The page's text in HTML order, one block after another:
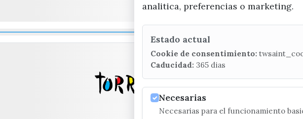
x / twitter
(+34)
C/
analitica, preferencias o marketing.
Estado actual
Cookie de consentimiento:
Caducidad: 365 dias
Necesarias
Necesarias para el funcionamiento